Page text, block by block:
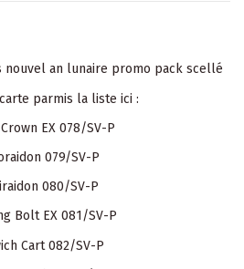
nouvel an lunaire promo pack scellé
parmis la liste ici :
EX 078/SV-P
079/SV-P
080/SV-P
Bolt EX 081/SV-P
Cart 082/SV-P